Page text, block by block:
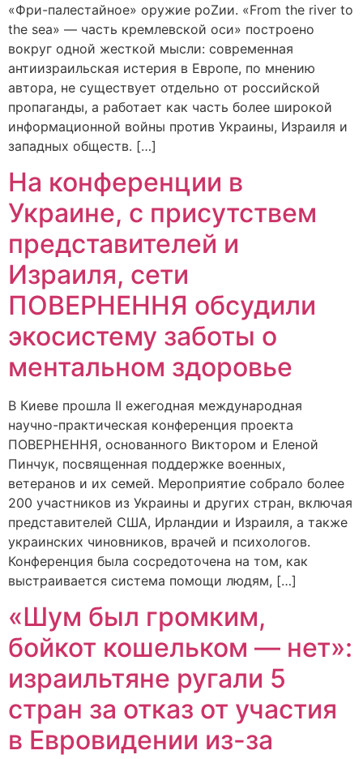
«Фри-палестайное» оружие роZии. «From the river to
the sea» — часть кремлевской оси» построено
вокруг одной жесткой мысли: современная
антиизраильская истерия в Европе, по мнению
автора, не существует отдельно от российской
пропаганды, а работает как часть более широкой
информационной войны против Украины, Израиля и
западных обществ. […]
На конференции в
Украине, с присутствем
представителей и
Израиля, сети
ПОВЕРНЕННЯ обсудили
экосистему заботы о
ментальном здоровье
В Киеве прошла II ежегодная международная
научно-практическая конференция проекта
ПОВЕРНЕННЯ, основанного Виктором и Еленой
Пинчук, посвященная поддержке военных,
ветеранов и их семей. Мероприятие собрало более
200 участников из Украины и других стран, включая
представителей США, Ирландии и Израиля, а также
украинских чиновников, врачей и психологов.
Конференция была сосредоточена на том, как
выстраивается система помощи людям, […]
«Шум был громким,
бойкот кошельком — нет»:
израильтяне ругали 5
стран за отказ от участия
в Евровидении из-за